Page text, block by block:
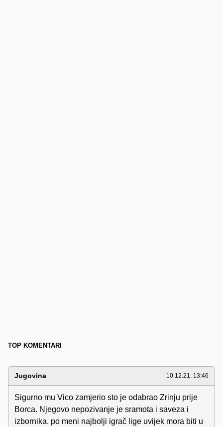
TOP KOMENTARI
Jugovina 10.12.21. 13:46
Sigurno mu Vico zamjerio sto je odabrao Zrinju prije
Borca. Njegovo nepozivanje je sramota i saveza i
izbornika. po meni najbolji igrač lige uvijek mora biti u